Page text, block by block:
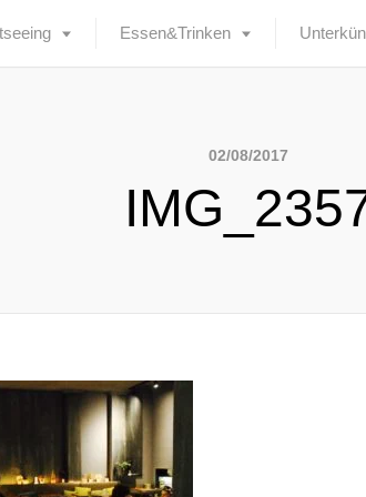
Essen&Trinken
02/08/2017